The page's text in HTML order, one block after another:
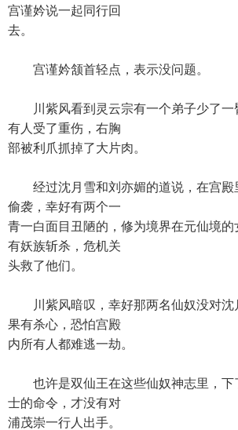
宫谨妗说一起同行回
去。
宫谨妗颔首轻点，表示没问题。
川紫风看到灵云宗有一个弟子少了一
有人受了重伤，右胸
部被利爪抓掉了大片肉。
经过沈月雪和刘亦媚的道说，在宫殿
偷袭，幸好有两个一
青一白面目丑陋的，修为境界在元仙境
有妖族斩杀，危机关
头救了他们。
川紫风暗叹，幸好那两名仙奴没对沈
果有杀心，恐怕宫殿
内所有人都难逃一劫。
也许是双仙王在这些仙奴神志里，下
士的命令，才没有对
浦茂崇一行人出手。